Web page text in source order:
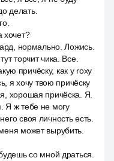
делать.
хочет?
нормально. Ложись.
торчит чика. Все.
причёску, как у roxy
я хочу твою причёску
хорошая причёска. Я.
Я ж тебе не могу
своя личность есть.
может вырубить.
со мной драться.